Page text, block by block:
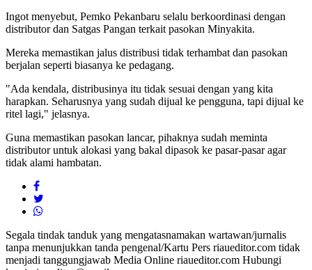
Ingot menyebut, Pemko Pekanbaru selalu berkoordinasi dengan
distributor dan Satgas Pangan terkait pasokan Minyakita.
Mereka memastikan jalus distribusi tidak terhambat dan pasokan
berjalan seperti biasanya ke pedagang.
"Ada kendala, distribusinya itu tidak sesuai dengan yang kita
harapkan. Seharusnya yang sudah dijual ke pengguna, tapi dijual ke
ritel lagi," jelasnya.
Guna memastikan pasokan lancar, pihaknya sudah meminta
distributor untuk alokasi yang bakal dipasok ke pasar-pasar agar
tidak alami hambatan.
Segala tindak tanduk yang mengatasnamakan wartawan/jurnalis
tanpa menunjukkan tanda pengenal/Kartu Pers riaueditor.com tidak
menjadi tanggungjawab Media Online riaueditor.com Hubungi